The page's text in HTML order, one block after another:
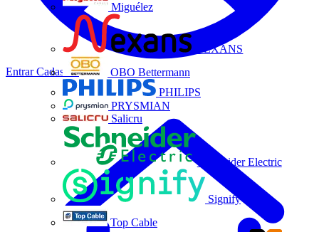
Miguélez
NEXANS
OBO Bettermann
PHILIPS
PRYSMIAN
Salicru
Schneider Electric
Signify
Top Cable
EntrarCadastrar